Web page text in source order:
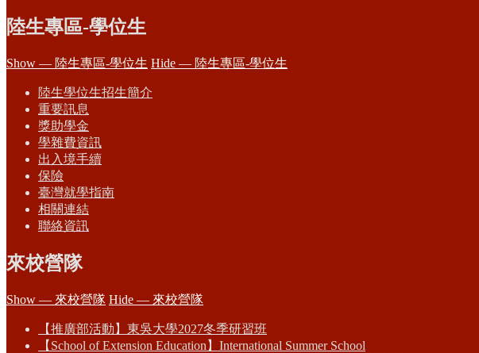
陸生專區-學位生
Show — 陸生專區-學位生 Hide — 陸生專區-學位生
陸生學位生招生簡介
重要訊息
獎助學金
學雜費資訊
出入境手續
保險
臺灣就學指南
相關連結
聯絡資訊
來校營隊
Show — 來校營隊 Hide — 來校營隊
【推廣部活動】東吳大學2027冬季研習班
【School of Extension Education】International Summer School